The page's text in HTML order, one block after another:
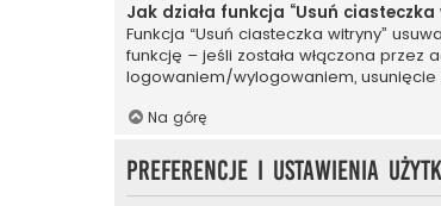
Jak działa funkcja “Usuń ciasteczka
Funkcja “Usuń ciasteczka witryny”
funkcję – jeśli została włączona
logowaniem/wylogowaniem,
Na górę
Preferencje i ustawienia